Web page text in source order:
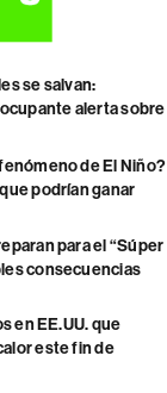
se salvan:
alerta sobre
de El Niño?
podrían ganar
para el “Súper
consecuencias
en EE.UU. que
este fin de